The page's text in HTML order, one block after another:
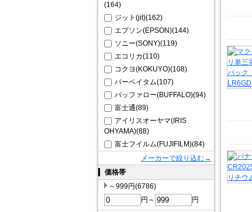
(164)
ジット(jit)(162)
エプソン(EPSON)(144)
ソニー(SONY)(119)
エコリカ(110)
コクヨ(KOKUYO)(108)
バーベイタム(107)
バッファロー(BUFFALO)(94)
富士通(89)
アイリスオーヤマ(IRIS
OHYAMA)(88)
富士フイルム(FUJIFILM)(84)
メーカーで絞り込む→
価格帯
～999円(6786)
円～
円